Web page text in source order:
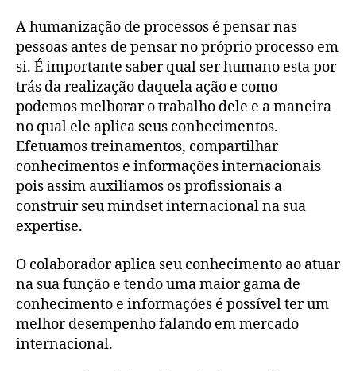
A humanização de processos é pensar nas
pessoas antes de pensar no próprio processo em
si. É importante saber qual ser humano esta por
trás da realização daquela ação e como
podemos melhorar o trabalho dele e a maneira
no qual ele aplica seus conhecimentos.
Efetuamos treinamentos, compartilhar
conhecimentos e informações internacionais
pois assim auxiliamos os profissionais a
construir seu mindset internacional na sua
expertise.
O colaborador aplica seu conhecimento ao atuar
na sua função e tendo uma maior gama de
conhecimento e informações é possível ter um
melhor desempenho falando em mercado
internacional.